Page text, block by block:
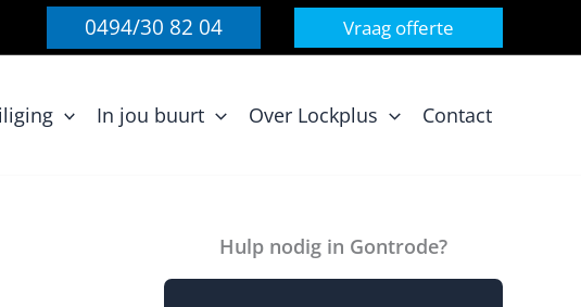
0494/30 82 04 Vraag offerte
In jou buurt Over Lockplus Contact
Hulp nodig in Gontrode?